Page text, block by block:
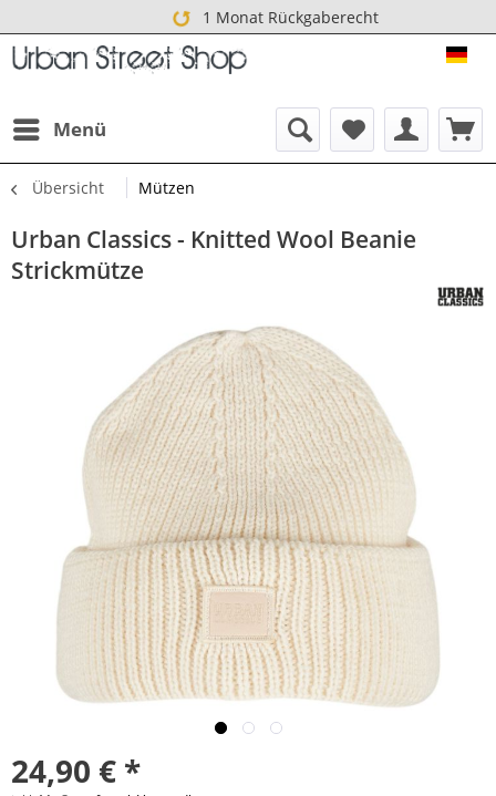
1 Monat Rückgaberecht
Menü
Übersicht Mützen
Urban Classics - Knitted Wool Beanie
Strickmütze
24,90 € *